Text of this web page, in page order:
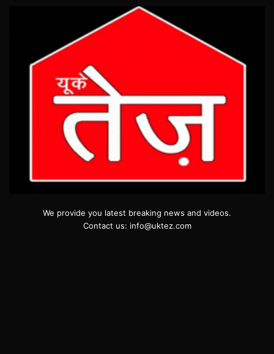
We provide you latest breaking news and videos.
Contact us: info@uktez.com